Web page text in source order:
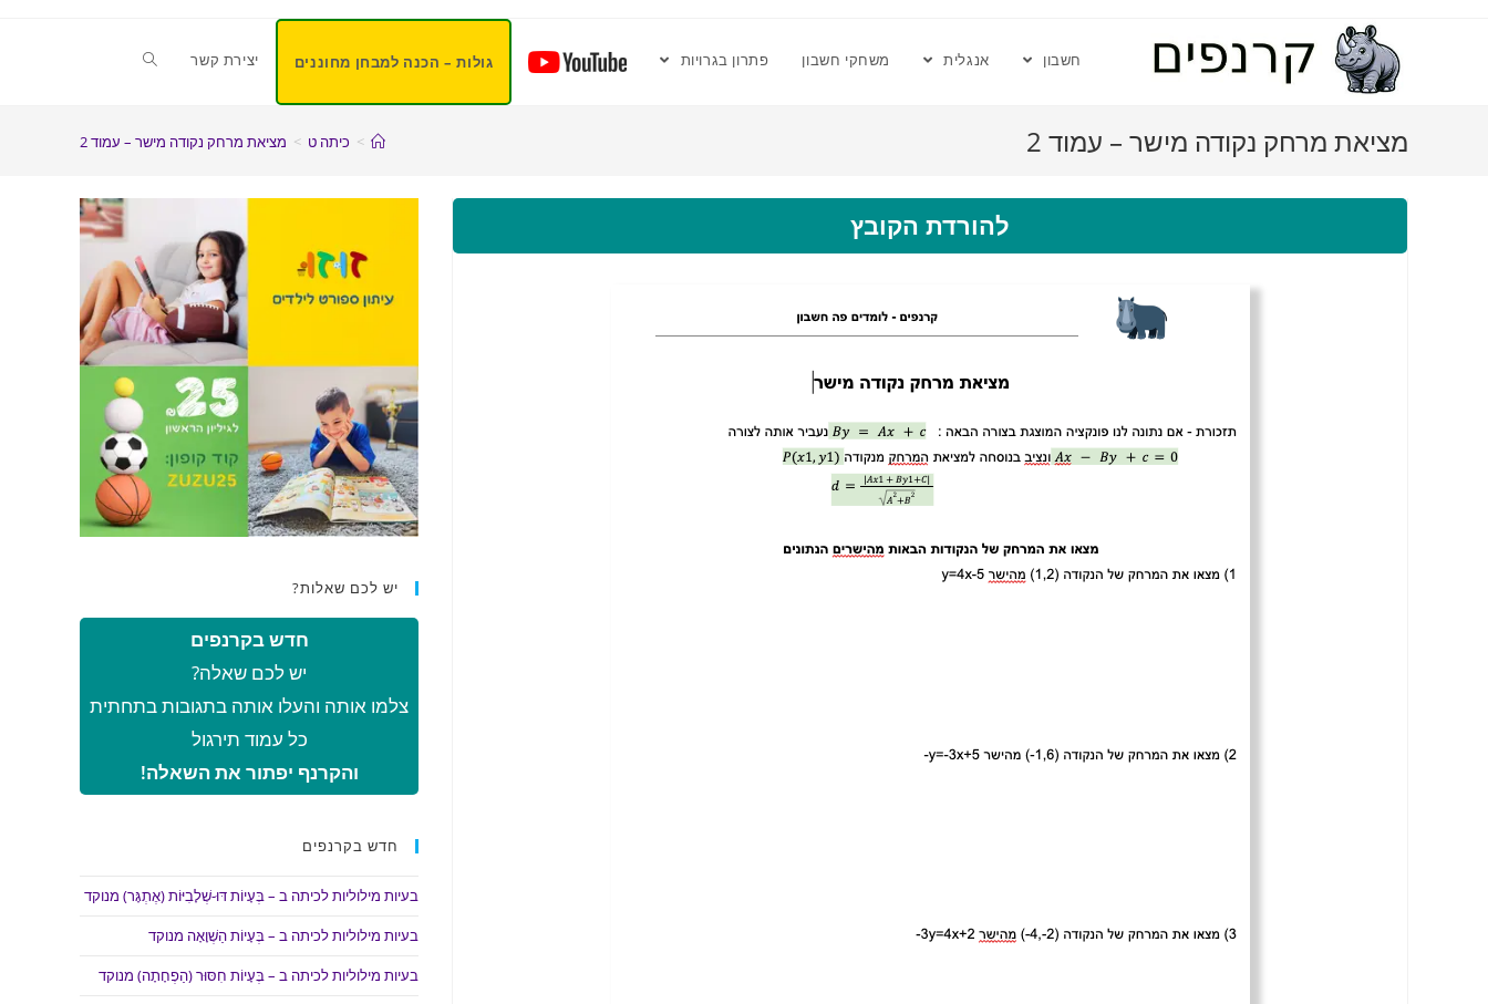
חשבון אנגלית משחקי חשבון פתרון בגרויות גולות – הכנה למבחן מחוננים יצירת קשר
מציאת מרחק נקודה מישר – עמוד 2 > כיתה ט > מציאת מרחק נקודה מישר – עמוד 2
להורדת הקובץ
יש לכם שאלות?
חדש בקרנפים
יש לכם שאלה?
צלמו אותה והעלו אותה בתגובות בתחתית
כל עמוד תירגול
והקרנף יפתור את השאלה!
חדש בקרנפים
בעיות מילוליות לכיתה ב – בְּעָיוֹת דּוּ-שְׁלָבִיּוֹת (אֶתְגָּר) מנוקד
בעיות מילוליות לכיתה ב – בְּעָיוֹת הַשְׁוָאָה מנוקד
בעיות מילוליות לכיתה ב – בְּעָיוֹת חִסּוּר (הַפְחָתָה) מנוקד